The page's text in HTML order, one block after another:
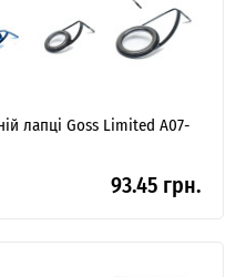
лапці Goss Limited A07-
93.45 грн.